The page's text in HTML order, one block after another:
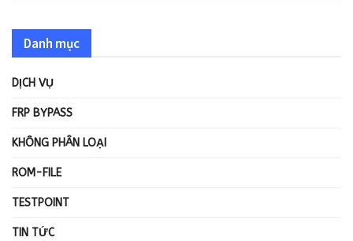
Danh mục
DỊCH VỤ
FRP BYPASS
KHÔNG PHÂN LOẠI
ROM-FILE
TESTPOINT
TIN TỨC